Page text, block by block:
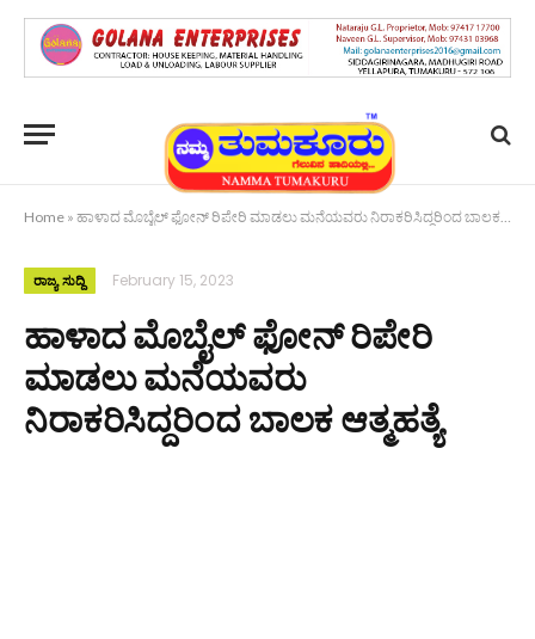
Home » ಹಾಳಾದ ಮೊಬೈಲ್ ಫೋನ್ ರಿಪೇರಿ ಮಾಡಲು ಮನೆಯವರು ನಿರಾಕರಿಸಿದ್ದರಿಂದ ಬಾಲಕ ಆತ್ಮಹತ್ಯೆ
ರಾಜ್ಯ ಸುದ್ದಿ February 15, 2023
ಹಾಳಾದ ಮೊಬೈಲ್ ಫೋನ್ ರಿಪೇರಿ
ಮಾಡಲು ಮನೆಯವರು
ನಿರಾಕರಿಸಿದ್ದರಿಂದ ಬಾಲಕ ಆತ್ಮಹತ್ಯೆ